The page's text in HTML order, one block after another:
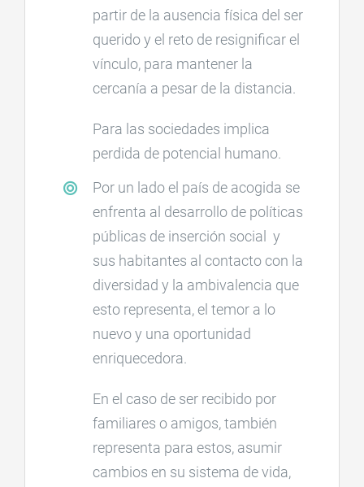
partir de la ausencia física del ser
querido y el reto de resignificar el
vínculo, para mantener la
cercanía a pesar de la distancia.
Para las sociedades implica
perdida de potencial humano.
Por un lado el país de acogida se
enfrenta al desarrollo de políticas
públicas de inserción social y
sus habitantes al contacto con la
diversidad y la ambivalencia que
esto representa, el temor a lo
nuevo y una oportunidad
enriquecedora.
En el caso de ser recibido por
familiares o amigos, también
representa para estos, asumir
cambios en su sistema de vida,